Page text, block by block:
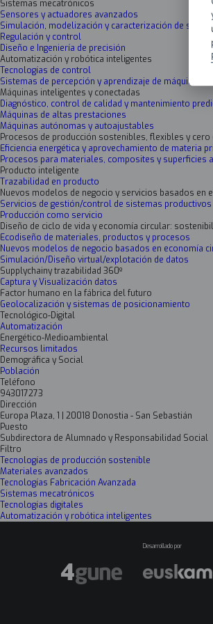
Sistemas mecatrónicos
Sensores y actuadores avanzados
Simulación, modelización y caracterización de
Regulación y control
Diseño e Ingeniería de precisión
Automatización y robótica inteligentes
Tecnologías de control
Sistemas de percepción y aprendizaje de máquina
Máquinas inteligentes y conectadas
Diagnóstico, control de calidad y mantenimiento
Máquinas de altas prestaciones
Máquinas autónomas y autoajustables
Procesos de producción sostenibles, flexibles y cero
Eficiencia energética y aprovechamiento de materia
Procesos para materiales, composites y superficies
Producto inteligente
Trazabilidad en producto
Nuevos modelos de negocio y servicios basados en
Servicios de gestión/control de sistemas productivos
Producción como servicio
Diseño de ciclo de vida y economía circular:
Ecodiseño de materiales, productos y procesos
Nuevos modelos de negocio basados en economía
Simulación/Diseño virtual/explotación de datos
Supplychainy trazabilidad 360º
Captura y Visualización datos
Factor humano en la fábrica del futuro
Geolocalización y sistemas de posicionamiento
Tecnológico-Digital
Automatización
Energético-Medioambiental
Recursos limitados
Demográfica y Social
Población
Teléfono
943017273
Dirección
Europa Plaza, 1 | 20018 Donostia - San Sebastián
Puesto
Subdirectora de Alumnado y Responsabilidad Social
Filtro
Tecnologías de producción sostenible
Materiales avanzados
Tecnologías Fabricación Avanzada
Sistemas mecatrónicos
Tecnologías digitales
Automatización y robótica inteligentes
Desarrollado por